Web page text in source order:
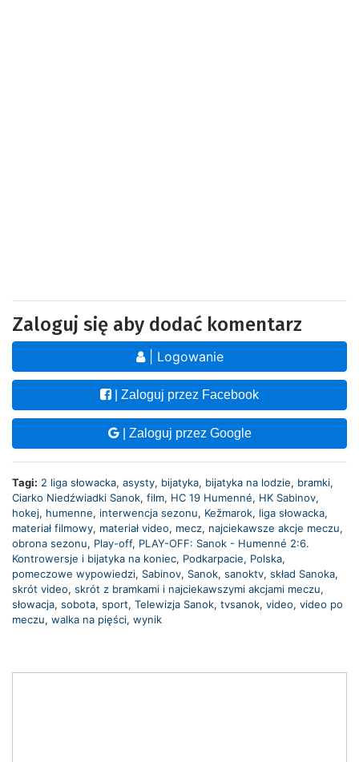
Zaloguj się aby dodać komentarz
| Logowanie
| Zaloguj przez Facebook
| Zaloguj przez Google
Tagi: 2 liga słowacka, asysty, bijatyka, bijatyka na lodzie, bramki,
Ciarko Niedźwiadki Sanok, film, HC 19 Humenné, HK Sabinov,
hokej, humenne, interwencja sezonu, Kežmarok, liga słowacka,
materiał filmowy, materiał video, mecz, najciekawsze akcje meczu,
obrona sezonu, Play-off, PLAY-OFF: Sanok - Humenné 2:6.
Kontrowersje i bijatyka na koniec, Podkarpacie, Polska,
pomeczowe wypowiedzi, Sabinov, Sanok, sanoktv, skład Sanoka,
skrót video, skrót z bramkami i najciekawszymi akcjami meczu,
słowacja, sobota, sport, Telewizja Sanok, tvsanok, video, video po
meczu, walka na pięści, wynik